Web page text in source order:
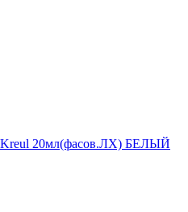
Kreul 20мл(фасов.ЛХ) БЕЛЫЙ